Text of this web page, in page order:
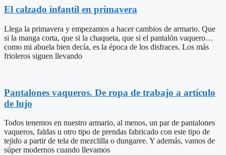
El calzado infantil en primavera
Llega la primavera y empezamos a hacer cambios de armario. Que
si la manga corta, que si la chaqueta, que si el pantalón vaquero…
como mi abuela bien decía, es la época de los disfraces. Los más
frioleros siguen llevando
Pantalones vaqueros. De ropa de trabajo a artículo
de lujo
Todos tenemos en nuestro armario, al menos, un par de pantalones
vaqueros, faldas u otro tipo de prendas fabricado con este tipo de
tejido a partir de tela de mezclilla o dungaree. Y además, vamos de
súper modernos cuando llevamos